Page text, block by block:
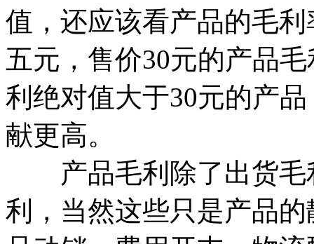
值，还应该看产品的毛
五元，售价30元的产品
利绝对值大于30元的产
献更高。
产品毛利除了出货毛
利，当然这些只是产品